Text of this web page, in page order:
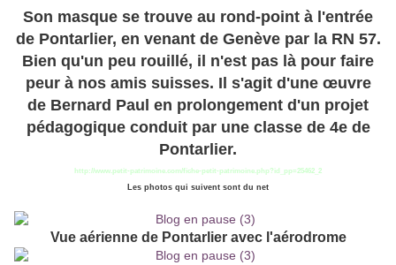
Son masque se trouve au rond-point à l'entrée
de Pontarlier, en venant de Genève par la RN 57.
Bien qu'un peu rouillé, il n'est pas là pour faire
peur à nos amis suisses. Il s'agit d'une œuvre
de Bernard Paul en prolongement d'un projet
pédagogique conduit par une classe de 4e de
Pontarlier.
http://www.petit-patrimoine.com/fiche-petit-patrimoine.php?id_pp=25462_2
Les photos qui suivent sont du net
Vue aérienne de Pontarlier avec l'aérodrome